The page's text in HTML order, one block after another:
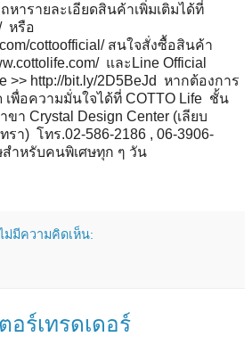
หารายละเอียดสินค้าเพิ่มเติมได้ที่
หรือ
cottoofficial/ สนใจสั่งซื้อสินค้า
และLine Official
>> http://bit.ly/2D5BeJd หากต้องการ
พื่อความมั่นใจได้ที่ COTTO Life ชั้น
า Crystal Design Center (เลียบ
า) โทร.02-586-2186 , 06-3906-
ำหรับคนพิเศษทุก ๆ วัน
ม่มีความคิดเห็น:
ร์เทรดเดอร์